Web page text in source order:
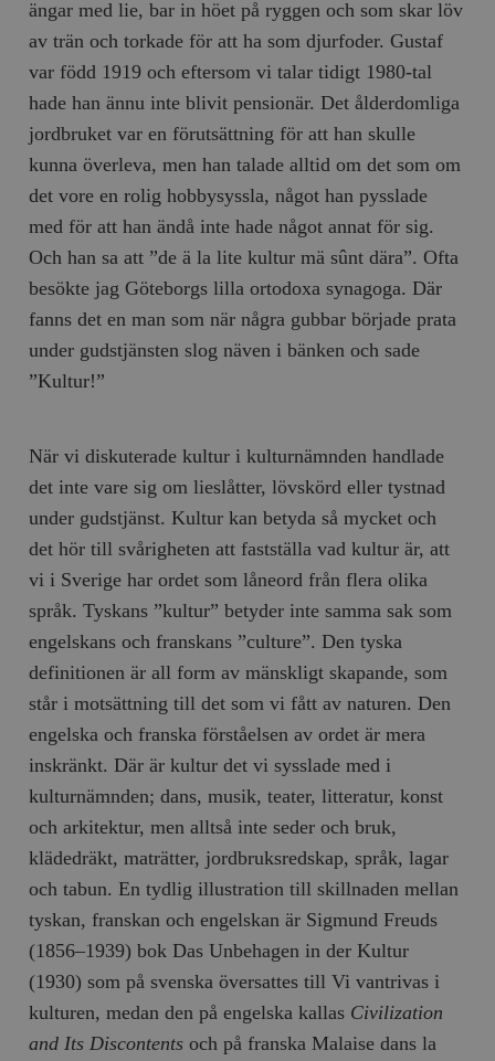
ängar med lie, bar in höet på ryggen och som skar löv
av trän och torkade för att ha som djurfoder. Gustaf
var född 1919 och eftersom vi talar tidigt 1980-tal
hade han ännu inte blivit pensionär. Det ålderdomliga
jordbruket var en förutsättning för att han skulle
kunna överleva, men han talade alltid om det som om
det vore en rolig hobbysyssla, något han pysslade
med för att han ändå inte hade något annat för sig.
Och han sa att ”de ä la lite kultur mä sûnt dära”. Ofta
besökte jag Göteborgs lilla ortodoxa synagoga. Där
fanns det en man som när några gubbar började prata
under gudstjänsten slog näven i bänken och sade
”Kultur!”
När vi diskuterade kultur i kulturnämnden handlade
det inte vare sig om lieslåtter, lövskörd eller tystnad
under gudstjänst. Kultur kan betyda så mycket och
det hör till svårigheten att fastställa vad kultur är, att
vi i Sverige har ordet som låneord från flera olika
språk. Tyskans ”kultur” betyder inte samma sak som
engelskans och franskans ”culture”. Den tyska
definitionen är all form av mänskligt skapande, som
står i motsättning till det som vi fått av naturen. Den
engelska och franska förståelsen av ordet är mera
inskränkt. Där är kultur det vi sysslade med i
kulturnämnden; dans, musik, teater, litteratur, konst
och arkitektur, men alltså inte seder och bruk,
klädedräkt, maträtter, jordbruksredskap, språk, lagar
och tabun. En tydlig illustration till skillnaden mellan
tyskan, franskan och engelskan är Sigmund Freuds
(1856–1939) bokDas Unbehagen in der Kultur
(1930) som på svenska översattes tillVi vantrivas i
kulturen, medan den på engelska kallas Civilization
and Its Discontents och på franskaMalaise dans la